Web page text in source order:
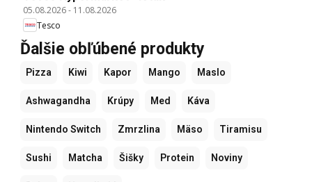
05.08.2026- 11.08.2026
Tesco
Ďalšie obľúbené produkty
Pizza Kiwi Kapor Mango Maslo
Ashwagandha Krúpy Med Káva
Nintendo Switch Zmrzlina Mäso Tiramisu
Sushi Matcha Šišky Protein Noviny